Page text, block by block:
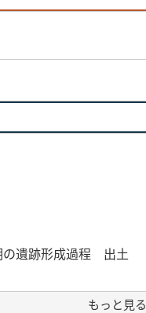
の遺跡形成過程 出土
もっと見る